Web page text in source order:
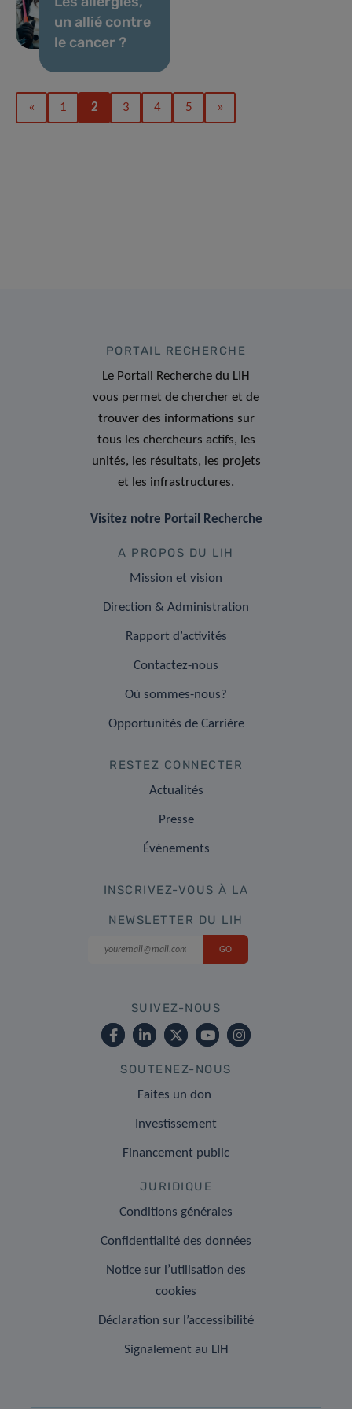
un allié contre
le cancer ?
« 1 2 3 4 5 »
PORTAIL RECHERCHE
Le Portail Recherche du LIH
vous permet de chercher et de
trouver des informations sur
tous les chercheurs actifs, les
unités, les résultats, les projets
et les infrastructures.
Visitez notre Portail Recherche
A PROPOS DU LIH
Mission et vision
Direction & Administration
Rapport d’activités
Contactez-nous
Où sommes-nous?
Opportunités de Carrière
RESTEZ CONNECTER
Actualités
Presse
Événements
INSCRIVEZ-VOUS À LA
NEWSLETTER DU LIH
SUIVEZ-NOUS
SOUTENEZ-NOUS
Faites un don
Investissement
Financement public
JURIDIQUE
Conditions générales
Confidentialité des données
Notice sur l’utilisation des
cookies
Déclaration sur l’accessibilité
Signalement au LIH